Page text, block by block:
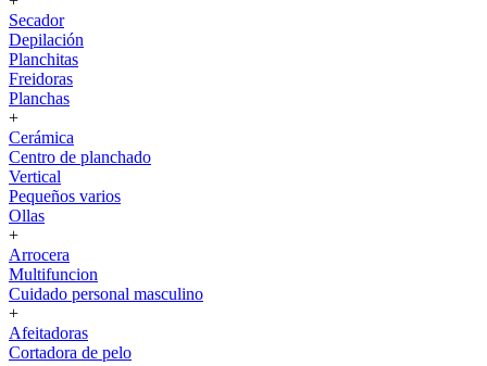
Secador
Depilación
Planchitas
Freidoras
Planchas
+
Cerámica
Centro de planchado
Vertical
Pequeños varios
Ollas
+
Arrocera
Multifuncion
Cuidado personal masculino
+
Afeitadoras
Cortadora de pelo